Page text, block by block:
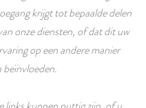
krijgt tot bepaalde delen
onze diensten, of dat dit uw
op een andere manier
beïnvloeden.